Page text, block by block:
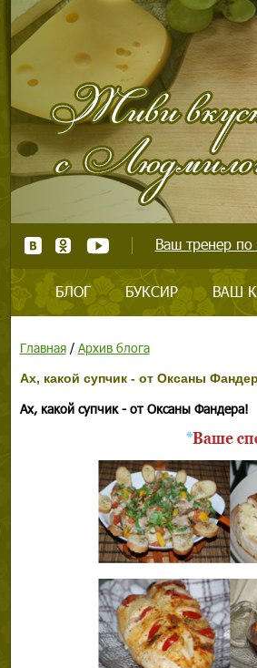
Ваш тренер по
БЛОГ БУКСИР ВАШ
Главная/ Архив блога
Ах, какой супчик - от Оксаны
Ах, какой супчик - от Оксаны Фандера!